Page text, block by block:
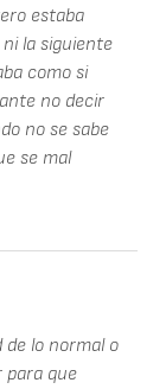
estaba
la siguiente
como si
no decir
no se sabe
se mal
de lo normal o
para que